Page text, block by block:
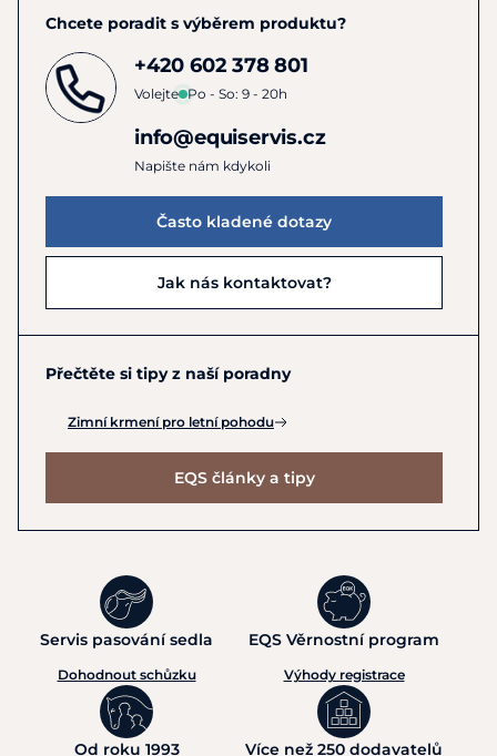
Chcete poradit s výběrem produktu?
+420 602 378 801
Volejte Po - So: 9 - 20h
info@equiservis.cz
Napište nám kdykoli
Často kladené dotazy
Jak nás kontaktovat?
Přečtěte si tipy z naší poradny
Zimní krmení pro letní pohodu
EQS články a tipy
Servis pasování sedla
Dohodnout schůzku
EQS Věrnostní program
Výhody registrace
Od roku 1993 Více než 250 dodavatelů